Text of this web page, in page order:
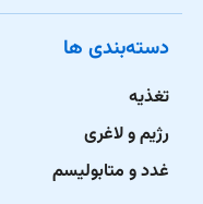
دسته‌بندی ها
تغذیه
رژیم و لاغری
غدد و متابولیسم